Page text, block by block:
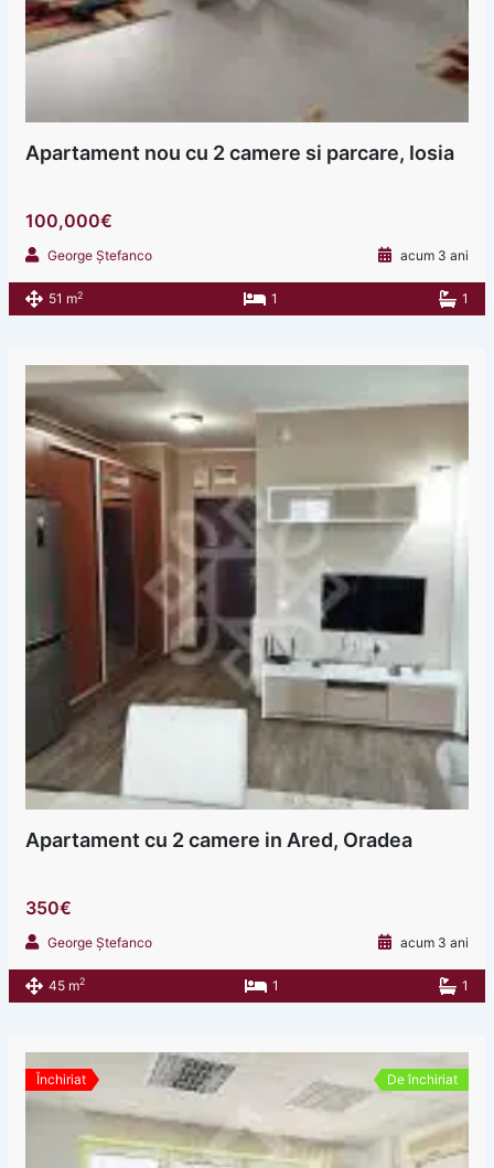
Apartament nou cu 2 camere si parcare, Iosia
100,000€
George Ștefanco acum 3 ani
51 m2 1 1
Apartament cu 2 camere in Ared, Oradea
350€
George Ștefanco acum 3 ani
45 m2 1 1
Închiriat De închiriat